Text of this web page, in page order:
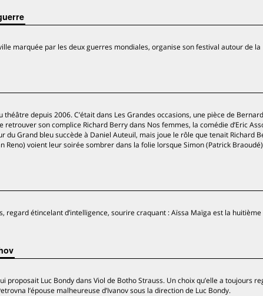
marquée par les deux guerres mondiales, organise son festival autour de la
théâtre depuis 2006. C’était dans Les Grandes occasions, une pièce de
son complice Richard Berry dans Nos femmes, la comédie d’Eric
du Grand bleu succède à Daniel Auteuil, mais joue le rôle que tenait Richard
Reno) voient leur soirée sombrer dans la folie lorsque Simon (Patrick
étincelant d’intelligence, sourire craquant : Aïssa Maïga est la huitième
proposait Luc Bondy dans Viol de Botho Strauss. Un choix qu’elle a toujours
l’épouse malheureuse d’Ivanov sous la direction de Luc Bondy.